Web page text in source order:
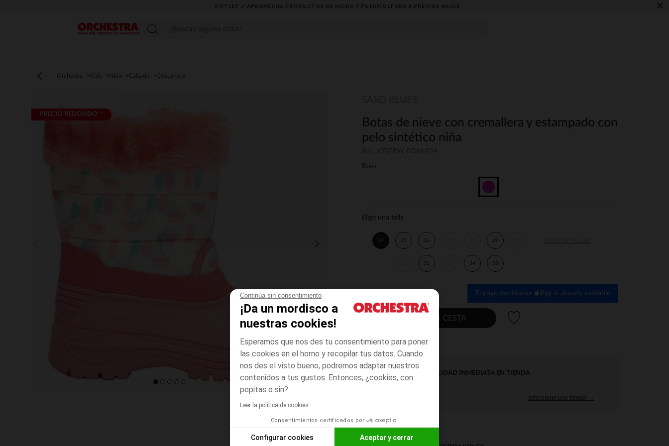
Continúa sin consentimiento
¡Da un mordisco a
nuestras cookies!
Esperamos que nos des tu consentimiento para poner
las cookies en el horno y recopilar tus datos. Cuando
nos des el visto bueno, podremos adaptar nuestros
contenidos a tus gustos. Entonces, ¿cookies, con
pepitas o sin?
Leer la política de cookies
Consentimientos certificados por
Configurar cookies Aceptar y cerrar
OUTLET // APROVECHA PRODUCTOS DE MODA Y PUERICULTURA A PRECIOS BAJOS ×
Menú
Orchestra Kids Niña Calzado Descansos
PRECIO REDONDO**
Botas de nieve con cremallera y estampado con
pelo sintético niña
Rosa
Elige una talla
24 25 26 29
32 34 35
El pago medidante is already available
AÑADIR A LA CESTA
DISPONIBILIDAD INMEDIATA EN TIENDA
Seleccione una tienda →